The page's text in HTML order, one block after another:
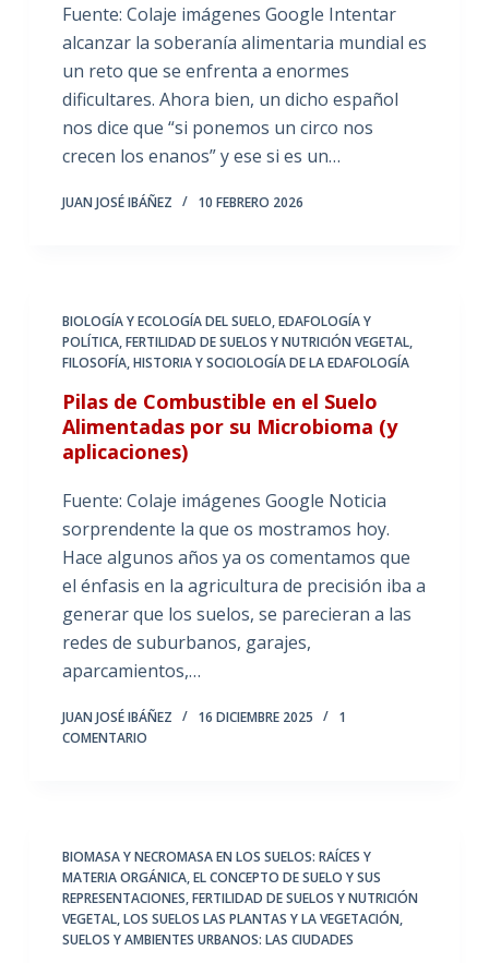
Fuente: Colaje imágenes Google Intentar
alcanzar la soberanía alimentaria mundial es
un reto que se enfrenta a enormes
dificultares. Ahora bien, un dicho español
nos dice que “si ponemos un circo nos
crecen los enanos” y ese si es un…
JUAN JOSÉ IBÁÑEZ 10 FEBRERO 2026
BIOLOGÍA Y ECOLOGÍA DEL SUELO,EDAFOLOGÍA Y
POLÍTICA,FERTILIDAD DE SUELOS Y NUTRICIÓN VEGETAL,
FILOSOFÍA, HISTORIA Y SOCIOLOGÍA DE LA EDAFOLOGÍA
Pilas de Combustible en el Suelo
Alimentadas por su Microbioma (y
aplicaciones)
Fuente: Colaje imágenes Google Noticia
sorprendente la que os mostramos hoy.
Hace algunos años ya os comentamos que
el énfasis en la agricultura de precisión iba a
generar que los suelos, se parecieran a las
redes de suburbanos, garajes,
aparcamientos,…
JUAN JOSÉ IBÁÑEZ 16 DICIEMBRE 2025
1
COMENTARIO
BIOMASA Y NECROMASA EN LOS SUELOS: RAÍCES Y
MATERIA ORGÁNICA,EL CONCEPTO DE SUELO Y SUS
REPRESENTACIONES,FERTILIDAD DE SUELOS Y NUTRICIÓN
VEGETAL,LOS SUELOS LAS PLANTAS Y LA VEGETACIÓN,
SUELOS Y AMBIENTES URBANOS: LAS CIUDADES